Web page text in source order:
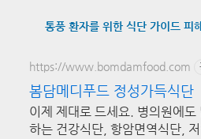
통풍 환자를 위한 식단 가이드 피
https://www.bomdamfood.com
봄담메디푸드 정성가득식단
이제 제대로 드세요. 병의원에도
하는 건강식단, 항암면역식단,